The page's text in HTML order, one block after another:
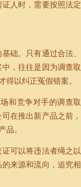
人时，需要按照法定
础。只有通过合法、
，往往是因为调查取
以纠正冤假错案。
和竞争对手的调查取
在推出新产品之前，
品。
可以将违法者绳之以
来源和流向，追究相